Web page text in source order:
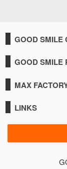
GOOD SMILE
GOOD SMILE
MAX
LINKS